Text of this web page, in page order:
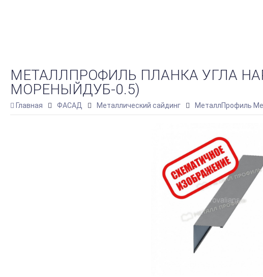
МЕТАЛЛПРОФИЛЬ ПЛАНКА УГЛА
МОРЕНЫЙДУБ-0.5)
Главная ФАСАД Металлический сайдинг МеталлПрофиль